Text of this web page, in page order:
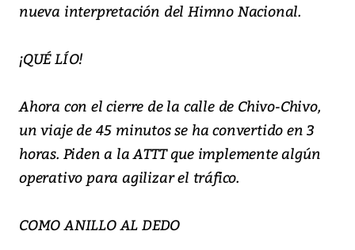
nueva interpretación del Himno Nacional.
¡QUÉ LÍO!
Ahora con el cierre de la calle de Chivo-Chivo,
un viaje de 45 minutos se ha convertido en 3
horas. Piden a la ATTT que implemente algún
operativo para agilizar el tráfico.
COMO ANILLO AL DEDO